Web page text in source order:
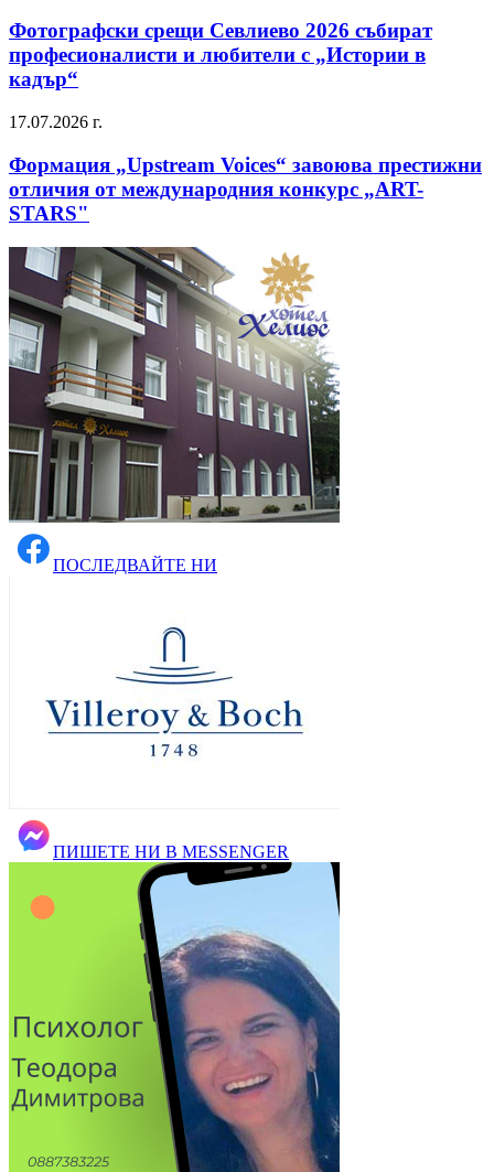
Фотографски срещи Севлиево 2026 събират
професионалисти и любители с „Истории в
кадър“
17.07.2026 г.
Формация „Upstream Voices“ завоюва престижни
отличия от международния конкурс „ART-
STARS"
ПОСЛЕДВАЙТЕ НИ
ПИШЕТЕ НИ В MESSENGER